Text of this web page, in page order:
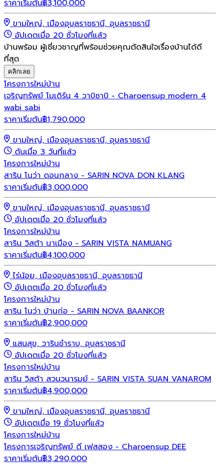
ราคาเริ่มต้น฿3,100,000
ขามใหญ่, เมืองอุบลราชธานี, อุบลราชธานี
อัปเดตเมื่อ 20 ชั่วโมงที่แล้ว
บ้านพร้อม ผู้เชี่ยวชาญที่พร้อมช่วยคุณตัดสินใจเรื่องบ้านได้ดี
ที่สุด
คลิกเลย
โครงการใหม่บ้าน
เจริญทรัพย์ โมเดิร์น 4 วาบิซาบิ - Charoensup modern 4
wabi sabi
ราคาเริ่มต้น฿1,790,000
ขามใหญ่, เมืองอุบลราชธานี, อุบลราชธานี
ดันเมื่อ 3 วันที่แล้ว
โครงการใหม่บ้าน
สาริน โนว่า ดอนกลาง - SARIN NOVA DON KLANG
ราคาเริ่มต้น฿3,000,000
ขามใหญ่, เมืองอุบลราชธานี, อุบลราชธานี
อัปเดตเมื่อ 20 ชั่วโมงที่แล้ว
โครงการใหม่บ้าน
สาริน วิสต้า นาเมือง - SARIN VISTA NAMUANG
ราคาเริ่มต้น฿4,100,000
ไร่น้อย, เมืองอุบลราชธานี, อุบลราชธานี
อัปเดตเมื่อ 20 ชั่วโมงที่แล้ว
โครงการใหม่บ้าน
สาริน โนว่า บ้านก่อ - SARIN NOVA BAANKOR
ราคาเริ่มต้น฿2,900,000
แสนสุข, วารินชำราบ, อุบลราชธานี
อัปเดตเมื่อ 20 ชั่วโมงที่แล้ว
โครงการใหม่บ้าน
สาริน วิสต้า สวนวนารมย์ - SARIN VISTA SUAN VANAROM
ราคาเริ่มต้น฿4,900,000
ขามใหญ่, เมืองอุบลราชธานี, อุบลราชธานี
อัปเดตเมื่อ 19 ชั่วโมงที่แล้ว
โครงการใหม่บ้าน
โครงการเจริญทรัพย์ ดี เฟสสอง - Charoensup DEE
ราคาเริ่มต้น฿3,290,000